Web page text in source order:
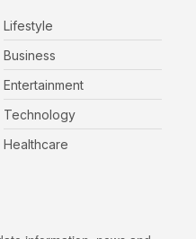
Lifestyle
Business
Entertainment
Technology
Healthcare